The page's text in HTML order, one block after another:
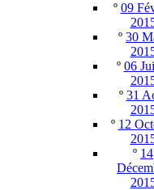
º 09
º 30
º 06
º 31
º 12
º 14